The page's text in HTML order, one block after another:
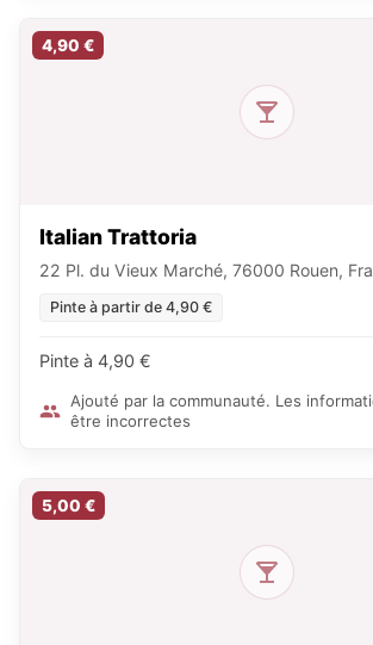
4,90 €
Italian Trattoria
22 Pl. du Vieux Marché, 76000 Rouen,
Pinte à partir de 4,90 €
Pinte à 4,90 €
Ajouté par la communauté. Les
être incorrectes
5,00 €